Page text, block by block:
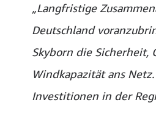
„Langfristige
Deutschland
Skyborn die Sicherheit,
Windkapazität ans
Investitionen in der